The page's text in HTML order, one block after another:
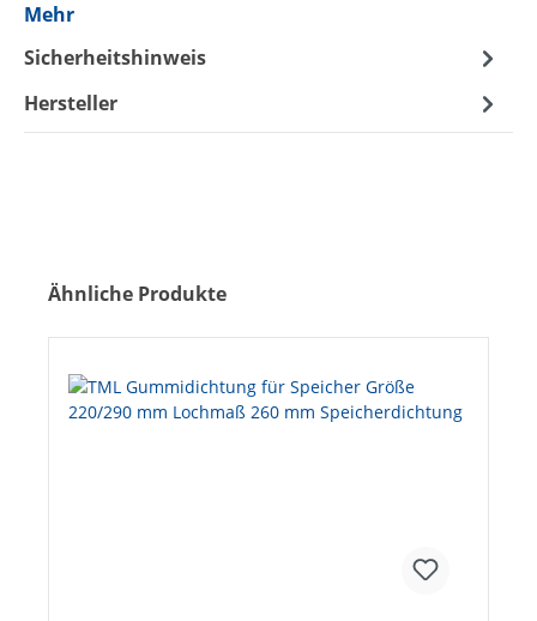
Mehr
Sicherheitshinweis
Hersteller
Produktgalerie überspringen
Ähnliche Produkte